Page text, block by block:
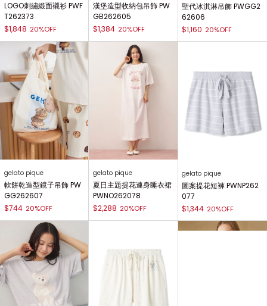
LOGO刺繡緞面襯衫 PWF
T262373
$1,848 20%OFF
漢堡造型收納包吊飾 PW
GB262605
$1,384 20%OFF
聖代冰淇淋吊飾 PWGG2
62606
$1,160 20%OFF
gelato pique
軟餅乾造型鏡子吊飾 PW
GG262607
$744 20%OFF
gelato pique
夏日主題提花連身睡衣裙
PWNO262078
$2,288 20%OFF
gelato pique
圖案提花短褲 PWNP262
077
$1,344 20%OFF